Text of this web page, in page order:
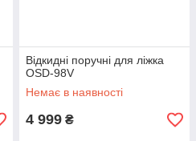
Відкидні поручні для ліжка
OSD-98V
Немає в наявності
4 999 ₴